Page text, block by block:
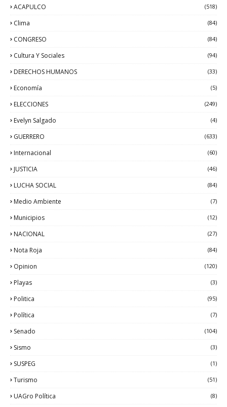
ACAPULCO (518)
Clima (84)
CONGRESO (84)
Cultura Y Sociales (94)
DERECHOS HUMANOS (33)
Economía (5)
ELECCIONES (249)
Evelyn Salgado (4)
GUERRERO (633)
Internacional (60)
JUSTICIA (46)
LUCHA SOCIAL (84)
Medio Ambiente (7)
Municipios (12)
NACIONAL (27)
Nota Roja (84)
Opinion (120)
Playas (3)
Politica (95)
Política (7)
Senado (104)
Sismo (3)
SUSPEG (1)
Turismo (51)
UAGro Política (8)